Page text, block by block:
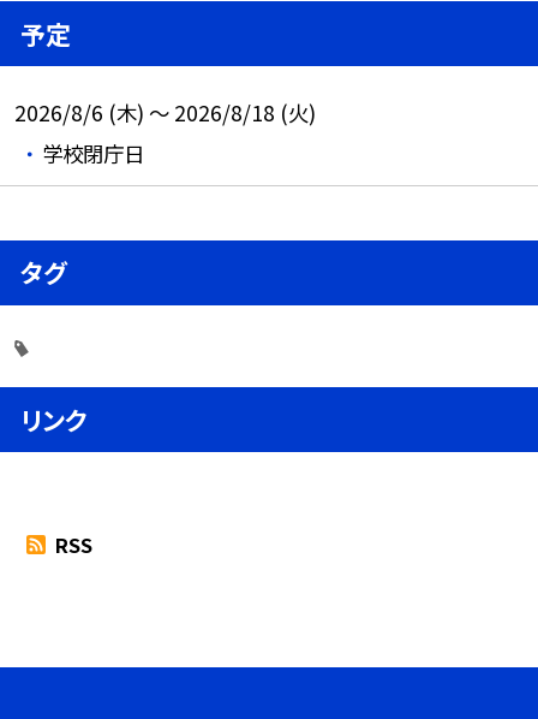
予定
2026/8/6 (木) ～ 2026/8/18 (火)
学校閉庁日
タグ
リンク
RSS